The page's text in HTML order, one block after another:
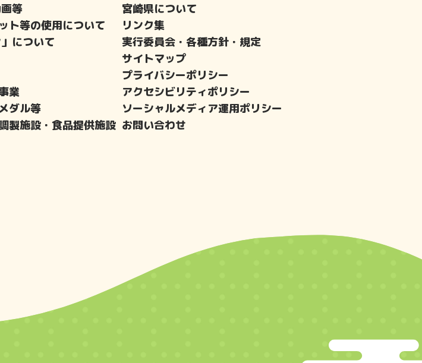
等
ト等の使用について
について
業
ダル等
製施設・食品提供施設
宮崎県について
リンク集
実行委員会・各種方針・規定
サイトマップ
プライバシーポリシー
アクセシビリティポリシー
ソーシャルメディア運用ポリシー
お問い合わせ